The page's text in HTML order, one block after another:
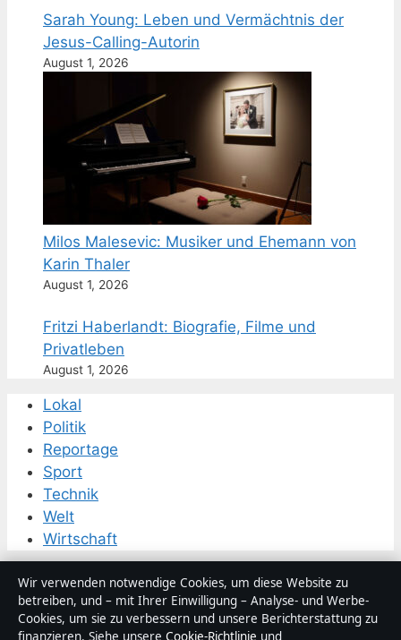
Sarah Young: Leben und Vermächtnis der
Jesus-Calling-Autorin
August 1, 2026
Milos Malesevic: Musiker und Ehemann von
Karin Thaler
August 1, 2026
Fritzi Haberlandt: Biografie, Filme und
Privatleben
August 1, 2026
Lokal
Politik
Reportage
Sport
Technik
Welt
Wirtschaft
© 2026 Politikstudio
Politikstudio
Wir verwenden notwendige Cookies, um diese Website zu
betreiben, und – mit Ihrer Einwilligung – Analyse- und Werbe-
Cookies, um sie zu verbessern und unsere Berichterstattung zu
finanzieren. Siehe unsere Cookie-Richtlinie und